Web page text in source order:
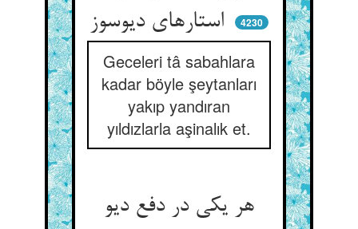
4230
Geceleri tâ sabahlara
kadar böyle şeytanları
yakıp yandıran
yıldızlarla aşinalık et.
هر یکی در دفع دیو